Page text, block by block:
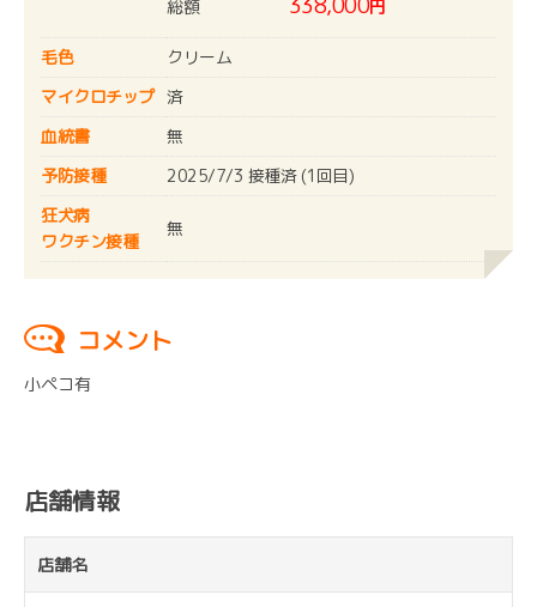
総額
円
毛色
クリーム
マイクロチップ 済
血統書
無
予防接種
2025/7/3 接種済 (1回目)
狂犬病
ワクチン接種
無
コメント
小ペコ有
店舗情報
店舗名